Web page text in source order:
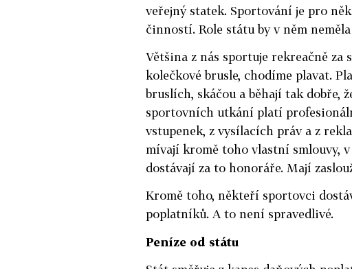
veřejný statek. Sportování je pro
činností. Role státu by v něm
Většina z nás sportuje rekreačně za
kolečkové brusle, chodíme plavat.
bruslích, skáčou a běhají tak dobře,
sportovních utkání platí
vstupenek, z vysílacích práv a z
mívají kromě toho vlastní smlouvy,
dostávají za to honoráře. Mají
Kromě toho, někteří sportovci
poplatníků. A to není spravedlivé.
Peníze od státu